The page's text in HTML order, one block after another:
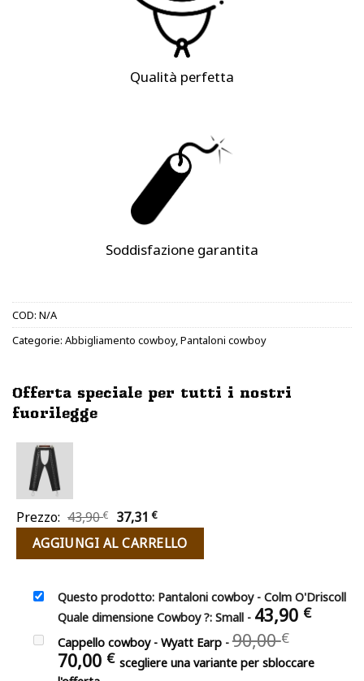
Qualità perfetta
Soddisfazione garantita
COD: N/A
Categorie: Abbigliamento cowboy,Pantaloni cowboy
Offerta speciale per tutti i nostri
fuorilegge
Prezzo: 43,90€
Il
prezzo
originale
43,90 €.
37,31€Il
prezzo
attuale
37,31 €.
AGGIUNGI AL CARRELLO
Questo prodotto: Pantaloni cowboy - Colm O'Driscoll
Quale dimensione Cowboy ?: Small - 43,90 €
Cappello cowboy - Wyatt Earp -90,00€
prezzo
70,00 €Ilscegliere una variante per sbloccare